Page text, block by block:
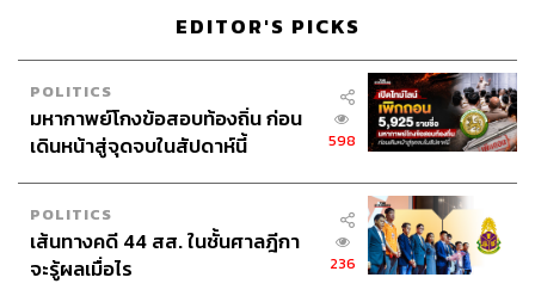
สมัครรับเลือกตั้งก็แพ้
พิชญ์กล่าวถึงการเมืองในปัจจุบันว่า เป็นยุค ‘หลังซื้อเสียง’
ไม่ใช่ไม่มีการซื้อเสียงแล้ว แต่การซื้อเสียงไม่ใช่เงื่อนไข
สำคัญที่จะถูกจับได้หรือเป็นเงื่อนไขทำให้อดเล่นการเมือง
และคุณสมบัติเป็นเรื่องอยู่ในดุลยพินิจองค์กรอิสระ คนแพ้ไม่
สอยเรื่องซื้อเสียงเพราะยาก แต่จะไปสอยกันเรื่องคุณสมบัติ
การรณรงค์ไม่ซื้อสิทธิขายเสียงอาจไม่พอ ถ้าจะรณรงค์อาจ
ต้องรณรงค์ตั้งแต่เกิด อย่าทำอะไรผิดเพราะมีเงื่อนไขเรื่อง
EDITOR'S PICKS
POLITICS
มหากาพย์โกงข้อสอบท้องถิ่น ก่อน
เดินหน้าสู่จุดจบในสัปดาห์นี้
598
POLITICS
เส้นทางคดี 44 สส. ในชั้นศาลฎีกา
จะรู้ผลเมื่อไร
236